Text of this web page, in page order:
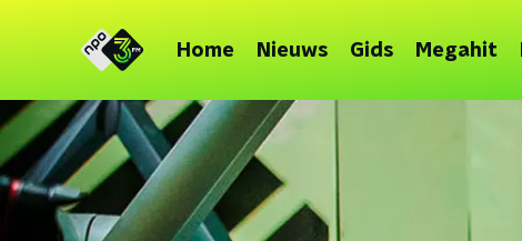
Home Nieuws Gids Megahit